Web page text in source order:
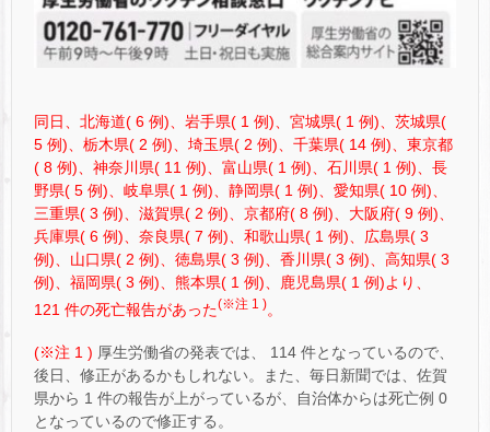
同日、北海道( 6 例)、岩手県( 1 例)、宮城県( 1 例)、茨城県(
5 例)、栃木県( 2 例)、埼玉県( 2 例)、千葉県( 14 例)、東京都
( 8 例)、神奈川県( 11 例)、富山県( 1 例)、石川県( 1 例)、長
野県( 5 例)、岐阜県( 1 例)、静岡県( 1 例)、愛知県( 10 例)、
三重県( 3 例)、滋賀県( 2 例)、京都府( 8 例)、大阪府( 9 例)、
兵庫県( 6 例)、奈良県( 7 例)、和歌山県( 1 例)、広島県( 3
例)、山口県( 2 例)、徳島県( 3 例)、香川県( 3 例)、高知県( 3
例)、福岡県( 3 例)、熊本県( 1 例)、鹿児島県( 1 例)より、
121 件の死亡報告があった(※注 1 )。
(※注 1 ) 厚生労働省の発表では、 114 件となっているので、
後日、修正があるかもしれない。また、毎日新聞では、佐賀
県から 1 件の報告が上がっているが、自治体からは死亡例 0
となっているので修正する。